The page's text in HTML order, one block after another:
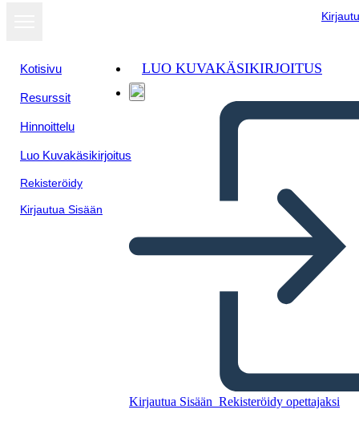
Kotisivu
Resurssit
Hinnoittelu
Luo Kuvakäsikirjoitus
Rekisteröidy
Kirjautua Sisään
LUO KUVAKÄSIKIRJOITUS
Kirjautua Sisään Rekisteröidy opettajaksi
स्पेलिंग पेपर 1
Näytä
diaesityksenä